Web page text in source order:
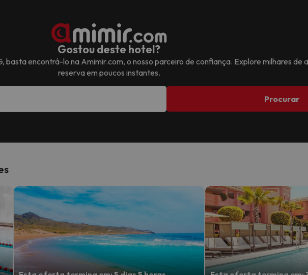
Gostou deste hotel?
, basta encontrá-lo na Amimir.com, o nosso parceiro de confiança. Explore milhares de
reserva em poucos instantes.
Procurar